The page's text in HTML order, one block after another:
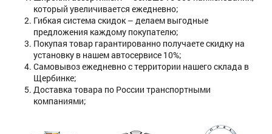
который увеличивается ежедневно;
Гибкая система скидок – делаем выгодные
предложения каждому покупателю;
Покупая товар гарантированно получаете скидку на
установку в нашем автосервисе 10%;
Самовывоз ежедневно с территории нашего склада в
Щербинке;
Доставка товара по России транспортными
компаниями;